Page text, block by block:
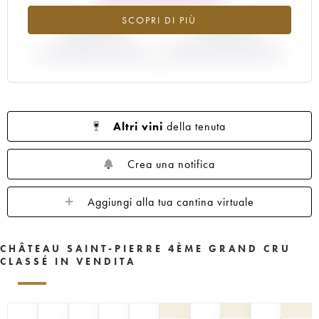
SCOPRI DI PIÙ
-6.49%
Altri vini della tenuta
Crea una notifica
Aggiungi alla tua cantina virtuale
CHÂTEAU SAINT-PIERRE 4ÈME GRAND CRU
CLASSÉ IN VENDITA